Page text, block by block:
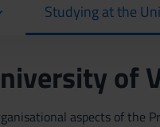
Studying at the
of
aspects of the